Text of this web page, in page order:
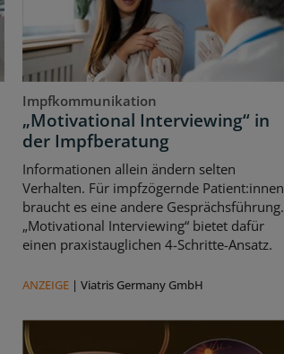
Impfkommunikation
„Motivational Interviewing“ in
der Impfberatung
Informationen allein ändern selten
Verhalten. Für impfzögernde Patient:innen
braucht es eine andere Gesprächsführung.
„Motivational Interviewing“ bietet dafür
einen praxistauglichen 4-Schritte-Ansatz.
ANZEIGE| Viatris Germany GmbH